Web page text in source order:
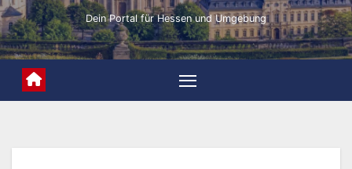
Dein Portal für Hessen und Umgebung